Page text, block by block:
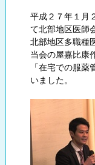
平成２７年１月
て北部地区医師
北部地区多職種
当会の屋嘉比康
「在宅での服
いました。